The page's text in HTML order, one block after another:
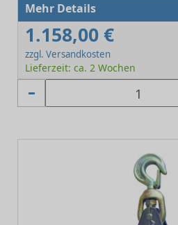
Mehr Details
1.158,00 €
zzgl. Versandkosten
Lieferzeit: ca. 2 Wochen